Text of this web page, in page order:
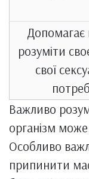
розуміти
свої
Важливо
організм може
Особливо
припинити